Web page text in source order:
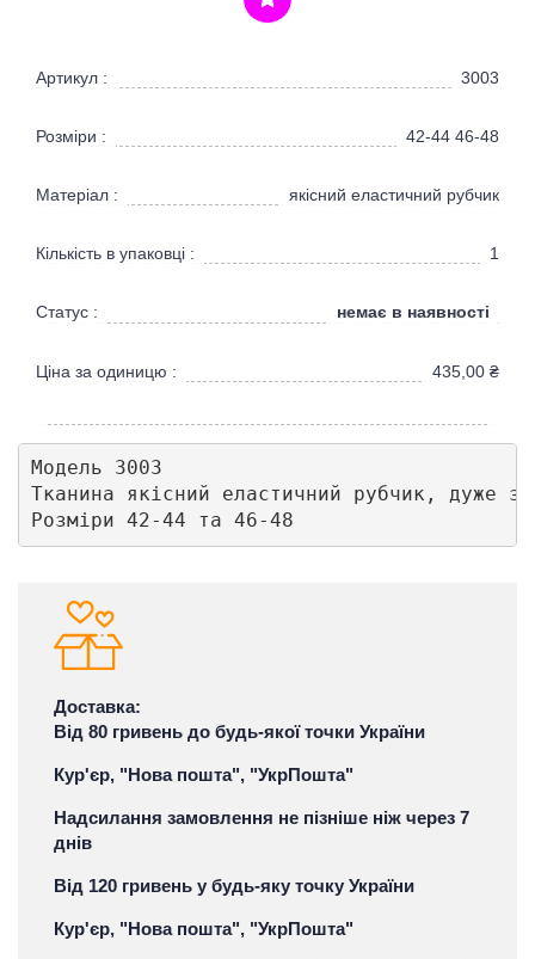
Артикул : 3003
Розміри : 42-44 46-48
Матеріал : якісний еластичний рубчик
Кількість в упаковці : 1
Статус : немає в наявності
Ціна за одиницю : 435,00 ₴
Модель 3003
Тканина якісний еластичний рубчик, дуже
Розміри 42-44 та 46-48
Доставка:
Від 80 гривень до будь-якої точки України
Кур'єр, "Нова пошта", "УкрПошта"
Надсилання замовлення не пізніше ніж через 7
днів
Від 120 гривень у будь-яку точку України
Кур'єр, "Нова пошта", "УкрПошта"